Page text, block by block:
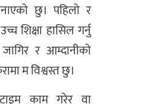
छु। पहिलो र
शिक्षा हासिल गर्नु
जागिर र आम्दानीको
म विश्वस्त छु।
टाइम काम गरेर वा